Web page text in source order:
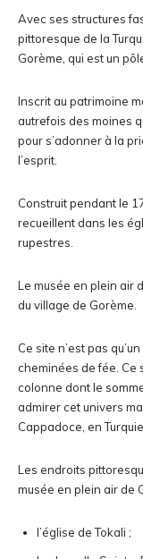
Avec ses structures
pittoresque de la
Gorème, qui est un
Inscrit au patrimoine
autrefois des moines
pour s’adonner à la
l’esprit.
Construit pendant le
recueillent dans les
rupestres.
Le musée en plein air
du village de Gorème.
Ce site n’est pas
cheminées de fée. Ce
colonne dont le
admirer cet univers
Cappadoce, en Turquie.
Les endroits
musée en plein air de
l’église de Tokali ;